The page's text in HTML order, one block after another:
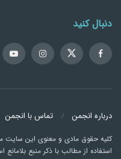
دنبال کنید
درباره انجمن تماس با انجمن
کلیه حقوق مادی و معنوی این سایت
استفاده از مطالب با ذکر منبع بلامانع